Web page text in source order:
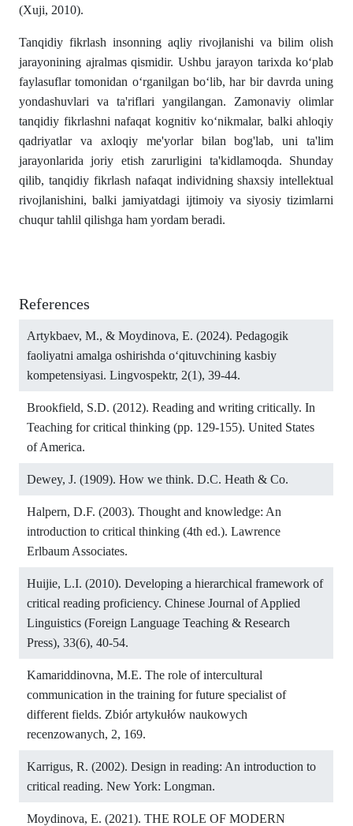
(Xuji, 2010).
Tanqidiy fikrlash insonning aqliy rivojlanishi va bilim olish
jarayonining ajralmas qismidir. Ushbu jarayon tarixda ko‘plab
faylasuflar tomonidan o‘rganilgan bo‘lib, har bir davrda uning
yondashuvlari va ta'riflari yangilangan. Zamonaviy olimlar
tanqidiy fikrlashni nafaqat kognitiv ko‘nikmalar, balki ahloqiy
qadriyatlar va axloqiy me'yorlar bilan bog'lab, uni ta'lim
jarayonlarida joriy etish zarurligini ta'kidlamoqda. Shunday
qilib, tanqidiy fikrlash nafaqat individning shaxsiy intellektual
rivojlanishini, balki jamiyatdagi ijtimoiy va siyosiy tizimlarni
chuqur tahlil qilishga ham yordam beradi.
References
Artykbaev, M., & Moydinova, E. (2024). Pedagogik
faoliyatni amalga oshirishda o‘qituvchining kasbiy
kompetensiyasi. Lingvospektr, 2(1), 39-44.
Brookfield, S.D. (2012). Reading and writing critically. In
Teaching for critical thinking (pp. 129-155). United States
of America.
Dewey, J. (1909). How we think. D.C. Heath & Co.
Halpern, D.F. (2003). Thought and knowledge: An
introduction to critical thinking (4th ed.). Lawrence
Erlbaum Associates.
Huijie, L.I. (2010). Developing a hierarchical framework of
critical reading proficiency. Chinese Journal of Applied
Linguistics (Foreign Language Teaching & Research
Press), 33(6), 40-54.
Kamariddinovna, M.E. The role of intercultural
communication in the training for future specialist of
different fields. Zbiór artykułów naukowych
recenzowanych, 2, 169.
Karrigus, R. (2002). Design in reading: An introduction to
critical reading. New York: Longman.
Moydinova, E. (2021). THE ROLE OF MODERN